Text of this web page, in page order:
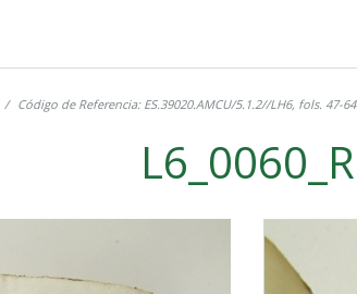
Código de Referencia: ES.39020.AMCU/5.1.2//LH6, fols. 47-64
L6_0060_R